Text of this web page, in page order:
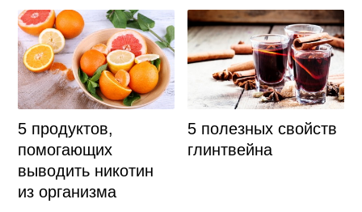
5 продуктов,
помогающих
выводить никотин
из организма
5 полезных свойств
глинтвейна